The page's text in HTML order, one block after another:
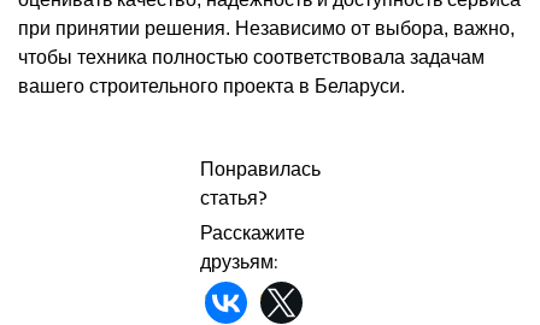
при принятии решения. Независимо от выбора, важно,
чтобы техника полностью соответствовала задачам
вашего строительного проекта в Беларуси.
Понравилась
статья?
Расскажите
друзьям: